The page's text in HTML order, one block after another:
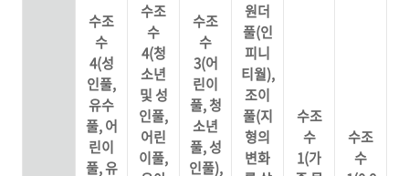
수조
수
4(성
인풀,
유수
풀, 어
린이
풀, 유
수조
수
4(청
소년
및 성
인풀,
어린
이풀,
수조
수
3(어
린이
풀, 청
소년
풀, 성
인풀),
원더
풀(인
피니
티월),
조이
풀(지
형의
변화
수조
수
1(가
수조
수